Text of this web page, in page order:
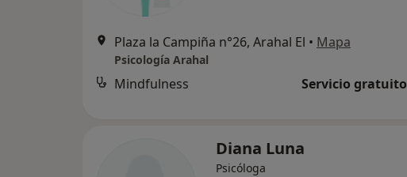
Plaza la Campiña n°26, Arahal El • Mapa
Psicología Arahal
Mindfulness Servicio gratuito
Diana Luna
Psicóloga